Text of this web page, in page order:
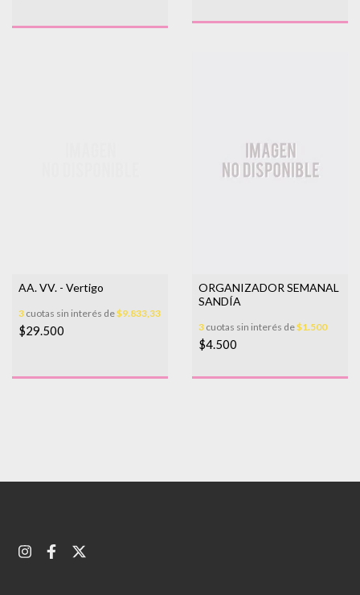
AA. VV. - Vertigo
3 cuotas sin interés de$9.833,33
$29.500
ORGANIZADOR SEMANAL
SANDÍA
3 cuotas sin interés de$1.500
$4.500